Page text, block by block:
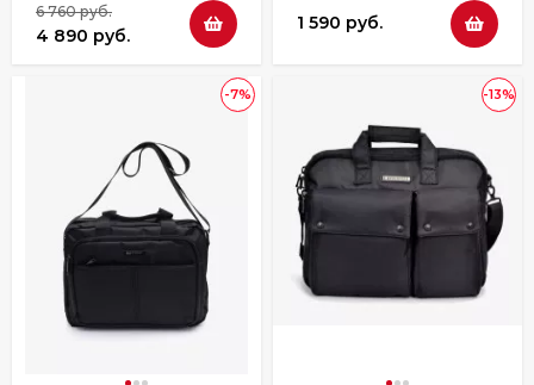
6 760 руб.
4 890 руб.
1 590 руб.
-7% -13%